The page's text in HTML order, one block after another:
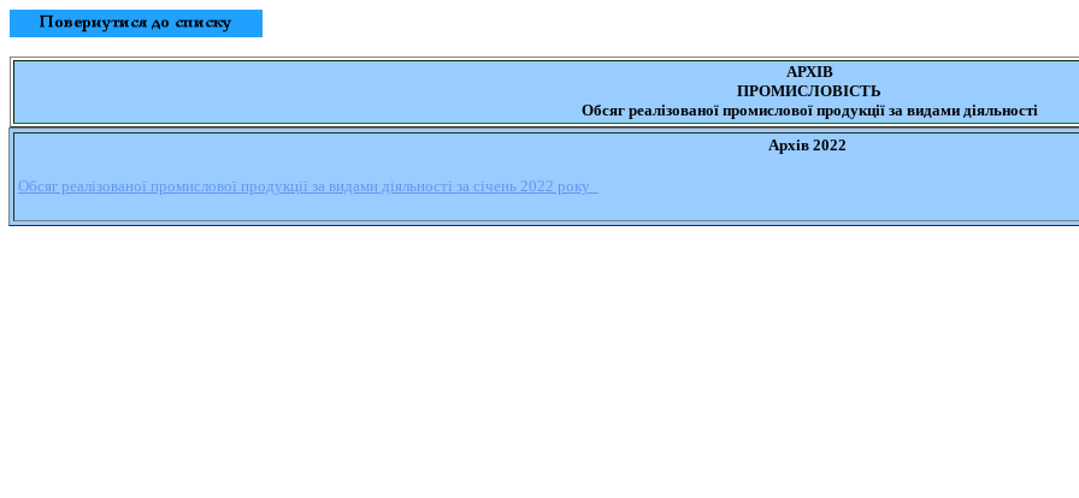
АРХІВ
ПРОМИСЛОВІСТЬ
Обсяг реалізованої промислової продукції за видами діяльності
Архів 2022
Обсяг реалізованої промислової продукції за видами діяльності за січень 2022 року